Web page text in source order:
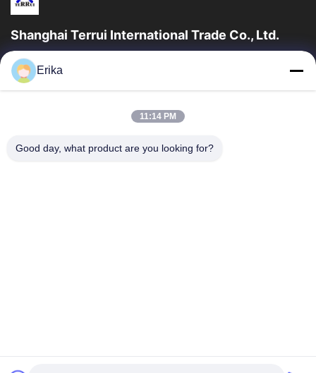
Shanghai Terrui International Trade Co., Ltd.
সাংহাই টেরুই ইন্টারন্যাশনাল ট্রেড কোং লিমিটেড ২০০২ সালে প্রতিষ্ঠিত হয়েছিল যা গবাদি
পশুর সরঞ্জাম বিকাশ, উত্পাদন এবং বিক্রয়ের ক্ষেত্রে বিশেষীকরণ...
গুরুত্বপূর্ণ সংযোগ
পণ্য
আমাদের সম্পর্কে
মান নিয়ন্ত্রণ
Erika
11:14 PM
Good day, what product are you looking for?